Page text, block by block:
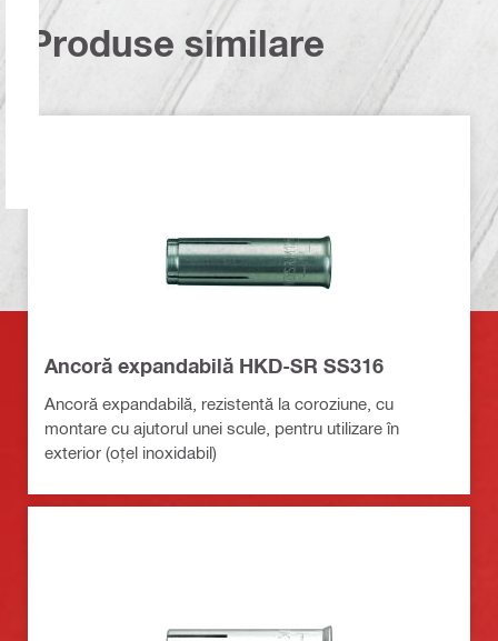
Produse similare
Ancoră expandabilă HKD-SR SS316
Ancoră expandabilă, rezistentă la coroziune, cu
montare cu ajutorul unei scule, pentru utilizare în
exterior (oțel inoxidabil)